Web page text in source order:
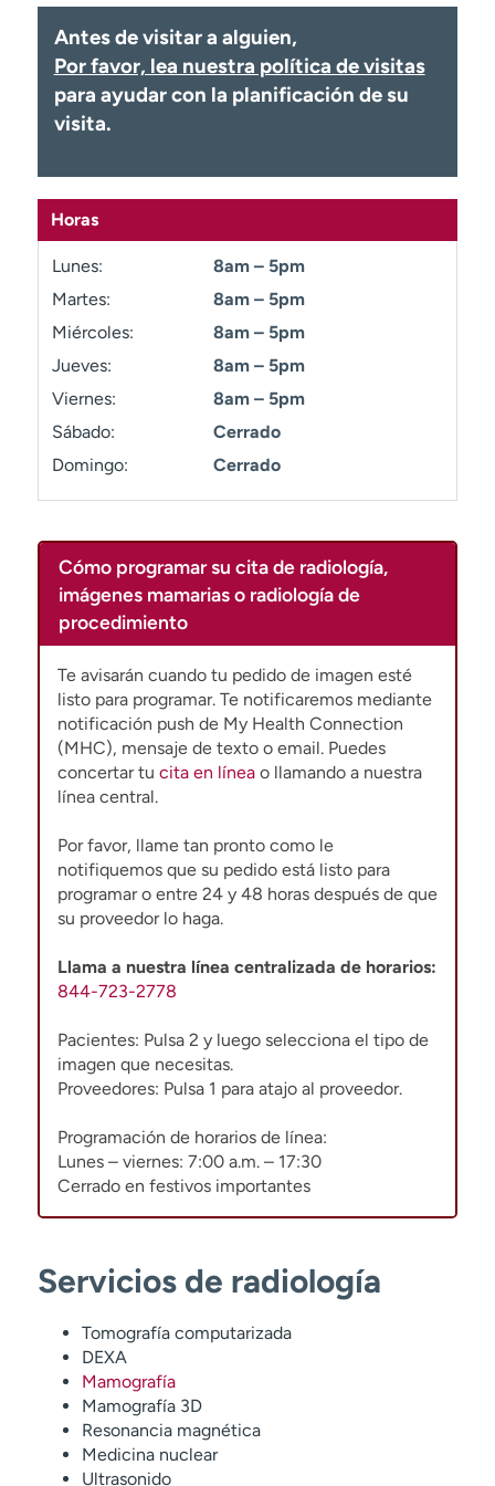
Ready. Set. CO.
Ensayos clínicos
Empleados
Profesionales
Atención a medios de
comunicación
Asistencia financiera
Antes de visitar a alguien,
Por favor, lea nuestra política de visitas
para ayudar con la planificación de su
visita.
Horas
Lunes:
8am – 5pm
Martes:
8am – 5pm
Miércoles:
8am – 5pm
Jueves:
8am – 5pm
Viernes:
8am – 5pm
Sábado:
Cerrado
Domingo:
Cerrado
Cómo programar su cita de radiología,
imágenes mamarias o radiología de
procedimiento
Te avisarán cuando tu pedido de imagen esté
listo para programar. Te notificaremos mediante
notificación push de My Health Connection
(MHC), mensaje de texto o email. Puedes
concertar tu cita en líneao llamando a nuestra
línea central.
Por favor, llame tan pronto como le
notifiquemos que su pedido está listo para
programar o entre 24 y 48 horas después de que
su proveedor lo haga.
Llama a nuestra línea centralizada de horarios:
844-723-2778
Pacientes: Pulsa 2 y luego selecciona el tipo de
imagen que necesitas.
Proveedores: Pulsa 1 para atajo al proveedor.
Programación de horarios de línea:
Lunes – viernes: 7:00 a.m. – 17:30
Cerrado en festivos importantes
Servicios de radiología
Tomografía computarizada
DEXA
Mamografía
Mamografía 3D
Resonancia magnética
Medicina nuclear
Ultrasonido